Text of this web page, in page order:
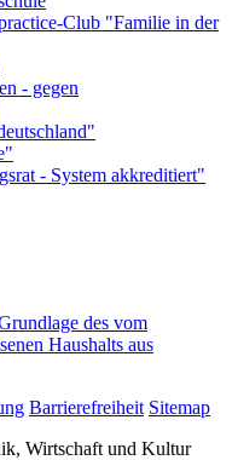
des vom
Haushalts aus
Barrierefreiheit Sitemap
Wirtschaft und Kultur